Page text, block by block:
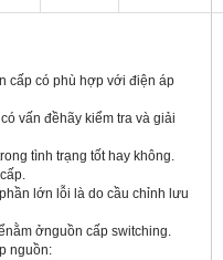
cấp có phù hợp với điện áp
vấn đềhãy kiểm tra và giải
tình trạng tốt hay không.
lớn lỗi là do cầu chỉnh lưu
ởnguồn cấp switching.
nguồn: